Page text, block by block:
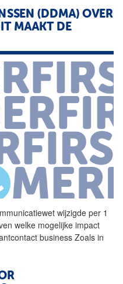
(DDMA) OVER
MAAKT DE
wijzigde per 1
welke mogelijke impact
business Zoals in